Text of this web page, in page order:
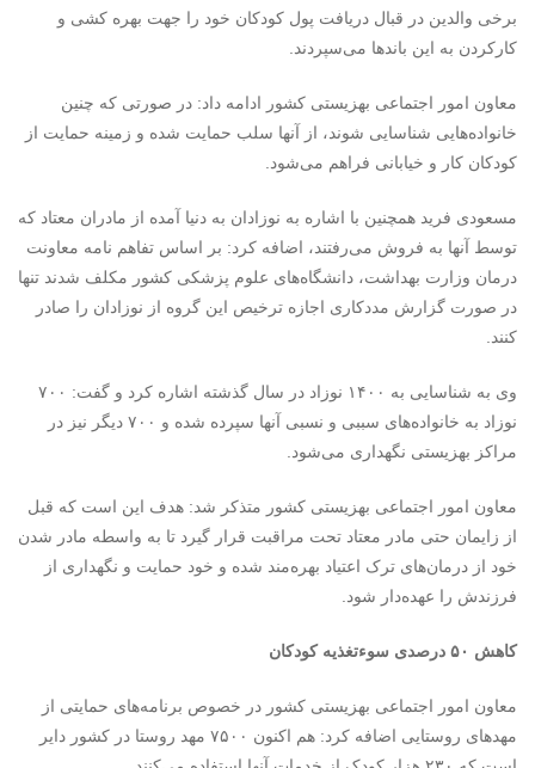
برخی والدین در قبال دریافت پول کودکان خود را جهت بهره کشی و
کارکردن به این باندها می‌سپردند.
معاون امور اجتماعی بهزیستی کشور ادامه داد: در صورتی که چنین
خانواده‌هایی شناسایی شوند، از آنها سلب حمایت شده و زمینه حمایت از
کودکان کار و خیابانی فراهم می‌شود.
مسعودی فرید همچنین با اشاره به نوزادان به دنیا آمده از مادران معتاد که
توسط آنها به فروش می‌رفتند، اضافه کرد: بر اساس تفاهم نامه معاونت
درمان وزارت بهداشت، دانشگاه‌های علوم پزشکی کشور مکلف شدند تنها
در صورت گزارش مددکاری اجازه ترخیص این گروه از نوزادان را صادر
کنند.
وی به شناسایی به ۱۴۰۰ نوزاد در سال گذشته اشاره کرد و گفت: ۷۰۰
نوزاد به خانواده‌های سببی و نسبی آنها سپرده شده و ۷۰۰ دیگر نیز در
مراکز بهزیستی نگهداری می‌شود.
معاون امور اجتماعی بهزیستی کشور متذکر شد: هدف این است که قبل
از زایمان حتی مادر معتاد تحت مراقبت قرار گیرد تا به واسطه مادر شدن
خود از درمان‌های ترک اعتیاد بهره‌مند شده و خود حمایت و نگهداری از
فرزندش را عهده‌دار شود.
کاهش ۵۰ درصدی سوءتغذیه کودکان
معاون امور اجتماعی بهزیستی کشور در خصوص برنامه‌های حمایتی از
مهدهای روستایی اضافه کرد: هم اکنون ۷۵۰۰ مهد روستا در کشور دایر